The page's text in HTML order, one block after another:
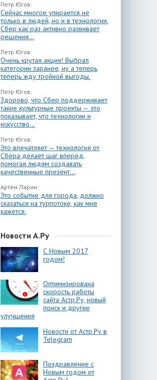
Петр Югов:
Сейчас многое упирается не
только в людей, но и в технологии.
Сбер как раз активно развивает
решения...
Петр Югов:
Очень крутая акция! Выбрал
категории заранее, ну а теперь
теперь жду тройной выгоды.
Петр Югов:
Здорово, что Сбер поддерживает
такие культурные проекты — это
показывает, что технологии и
искусство...
Петр Югов:
Это впечатляет — технология от
Сбера делает шаг вперёд,
помогая людям создавать
качественные презент...
Артём Ларин:
Это событие для города, должно
сказаться на турпотоке, как мне
кажется.
Новости А.Ру
С Новым 2017
годом!
Оптимизирована
скорость работы
сайта Астр.Ру, новый
поиск и другие
улучшения
Новости от Астр.Ру в
Telegram
Поздравление с
Новым годом от